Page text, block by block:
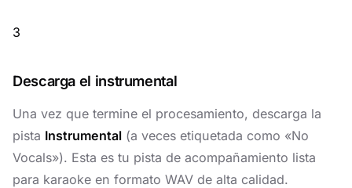
3
Descarga el instrumental
Una vez que termine el procesamiento, descarga la
pista Instrumental (a veces etiquetada como «No
Vocals»). Esta es tu pista de acompañamiento lista
para karaoke en formato WAV de alta calidad.